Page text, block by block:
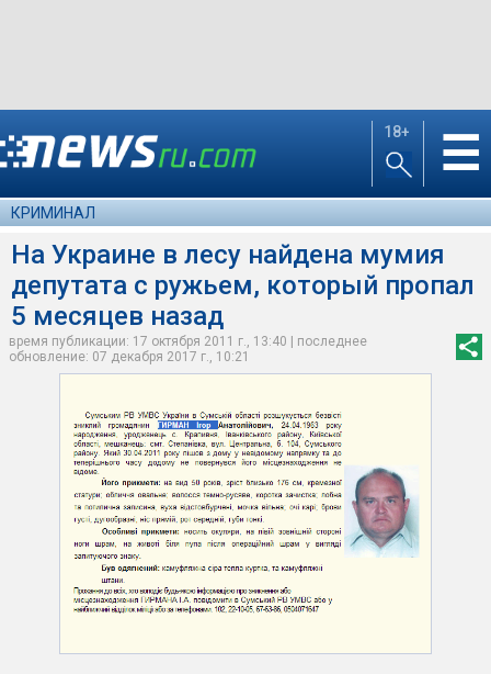
18+ ☰
КРИМИНАЛ
На Украине в лесу найдена мумия
депутата с ружьем, который пропал
5 месяцев назад
время публикации: 17 октября 2011 г., 13:40 | последнее
обновление: 07 декабря 2017 г., 10:21